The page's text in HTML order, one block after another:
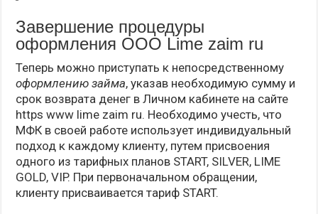
Завершение процедуры
оформления ООО Lime zaim ru
Теперь можно приступать к непосредственному
оформлению займа, указав необходимую сумму и
срок возврата денег в Личном кабинете на сайте
https www lime zaim ru. Необходимо учесть, что
МФК в своей работе использует индивидуальный
подход к каждому клиенту, путем присвоения
одного из тарифных планов START, SILVER, LIME
GOLD, VIP. При первоначальном обращении,
клиенту присваивается тариф START.